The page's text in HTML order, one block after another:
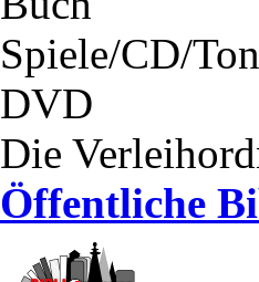
Spiele/CD/
DVD
Die
Öffentliche